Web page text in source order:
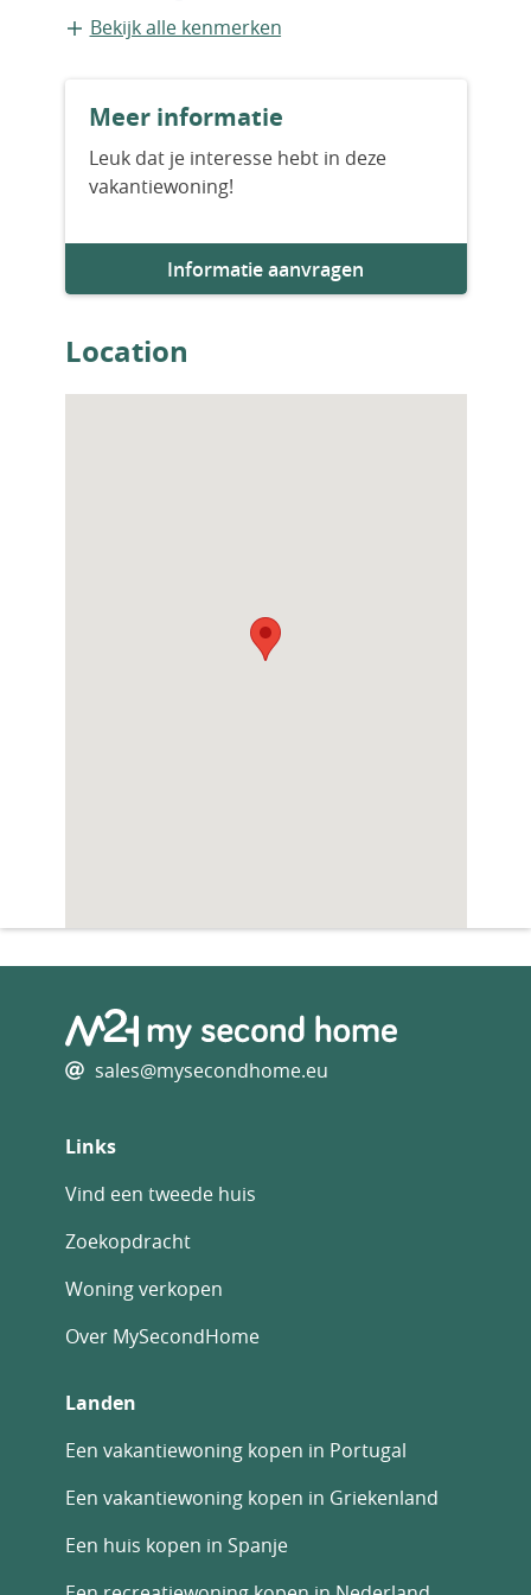
Geschakelde recreatiewoning
Bestaande bouw
Bouwjaar
Aantal slaapkamers
Aantal badkamers
Bekijk alle kenmerken
Meer informatie
Leuk dat je interesse hebt in deze
vakantiewoning!
Informatie aanvragen
Location
sales@mysecondhome.eu
Links
Vind een tweede huis
Zoekopdracht
Woning verkopen
Over MySecondHome
Landen
Een vakantiewoning kopen in Portugal
Een vakantiewoning kopen in Griekenland
Een huis kopen in Spanje